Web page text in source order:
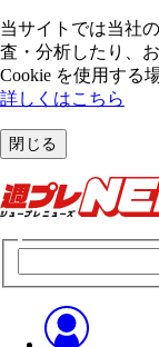
当サイトでは当社
査・分析したり、
Cookie を使⽤する
詳しくはこちら
閉じる